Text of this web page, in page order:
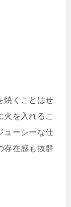
焼くことはせ
を入れるこ
ューシーな仕
存在感も抜群